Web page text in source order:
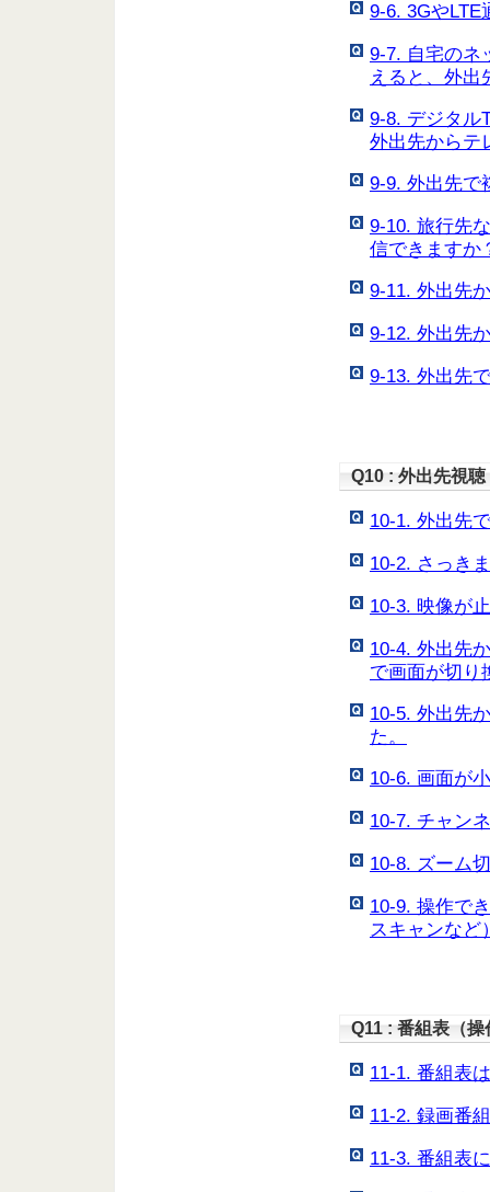
9-6. 3GやLTE
9-7. 自宅のネ
えると、外出
9-8. デジタル
外出先からテ
9-9. 外出先で
9-10. 旅行先
信できますか
9-11. 外出先
9-12. 外出先
9-13. 外出先
Q10 : 外出先視
10-1. 外出先
10-2. さっき
10-3. 映像が
10-4. 外出先
で画面が切り
10-5. 外出先
た。
10-6. 画面が
10-7. チャン
10-8. ズーム
10-9. 操作で
スキャンなど
Q11 : 番組表（
11-1. 番組表
11-2. 録画番
11-3. 番組表